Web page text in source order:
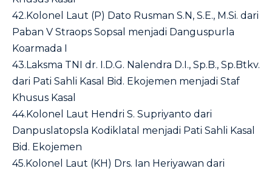
42.Kolonel Laut (P) Dato Rusman S.N, S.E., M.Si. dari
Paban V Straops Sopsal menjadi Danguspurla
Koarmada I
43.Laksma TNI dr. I.D.G. Nalendra D.I., Sp.B., Sp.Btkv.
dari Pati Sahli Kasal Bid. Ekojemen menjadi Staf
Khusus Kasal
44.Kolonel Laut Hendri S. Supriyanto dari
Danpuslatopsla Kodiklatal menjadi Pati Sahli Kasal
Bid. Ekojemen
45.Kolonel Laut (KH) Drs. Ian Heriyawan dari